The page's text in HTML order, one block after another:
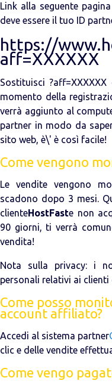
Link alla seguente
deve essere il tuo ID
https://
aff=XXXXXX
Sostituisci
momento della
verrà aggiunto al
partner in modo da
sito web, è\' è così facile!
Come vengono
Le vendite vengono
scadono dopo 3 mesi.
clienteHostFaste non
90 giorni, ti verrà
vendita!
Nota sulla privacy: i
personali relativi ai clienti
Come posso
account affiliato?
Accedi al sistema partner
clic e delle vendite
Come vengo